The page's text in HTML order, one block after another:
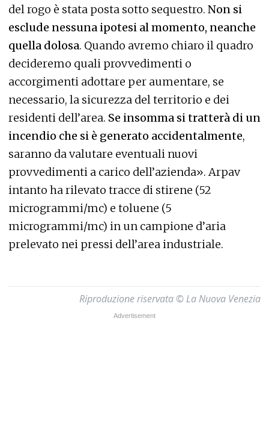
del rogo è stata posta sotto sequestro. Non si
esclude nessuna ipotesi al momento, neanche
quella dolosa. Quando avremo chiaro il quadro
decideremo quali provvedimenti o
accorgimenti adottare per aumentare, se
necessario, la sicurezza del territorio e dei
residenti dell’area. Se insomma si tratterà di un
incendio che si è generato accidentalmente,
saranno da valutare eventuali nuovi
provvedimenti a carico dell’azienda». Arpav
intanto ha rilevato tracce di stirene (52
microgrammi/mc) e toluene (5
microgrammi/mc) in un campione d’aria
prelevato nei pressi dell’area industriale.
Riproduzione riservata © La Nuova Venezia